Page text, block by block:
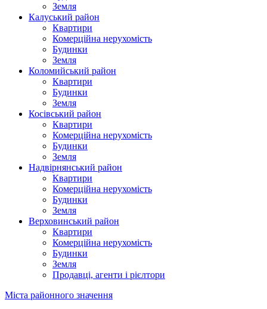
Земля
Калуський район
Квартири
Комерційна нерухомість
Будинки
Земля
Коломийський район
Квартири
Будинки
Земля
Косівський район
Квартири
Комерційна нерухомість
Будинки
Земля
Надвірнянський район
Квартири
Комерційна нерухомість
Будинки
Земля
Верховинський район
Квартири
Комерційна нерухомість
Будинки
Земля
Продавці, агенти і рієлтори
Міста районного значення